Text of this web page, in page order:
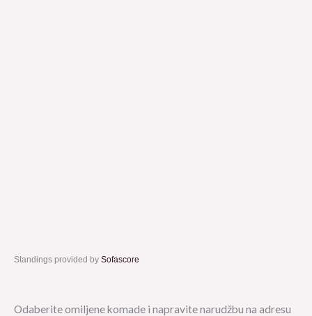
Standings provided by Sofascore
Odaberite omiljene komade i napravite narudžbu na adresu